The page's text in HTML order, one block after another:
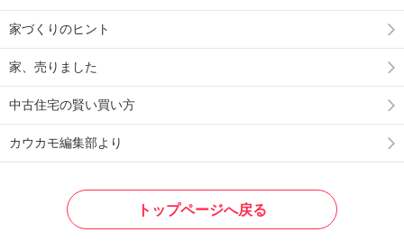
家づくりのヒント
家、売りました
中古住宅の賢い買い方
カウカモ編集部より
トップページへ戻る